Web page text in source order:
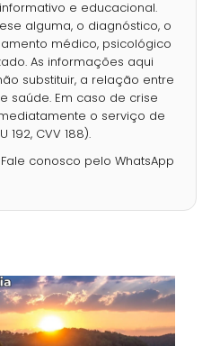
e educacional.
alguma, o diagnóstico, o
médico, psicológico
As informações aqui
substituir, a relação entre
saúde. Em caso de crise
o serviço de
192, CVV 188).
Fale conosco pelo WhatsApp